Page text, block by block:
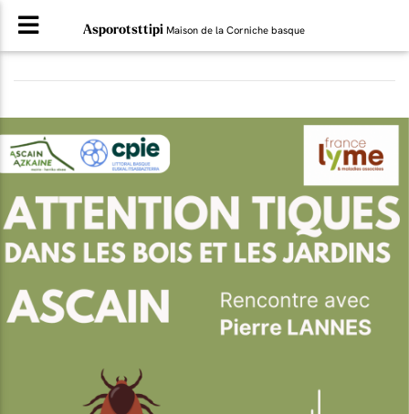
Asporotsttipi Maison de la Corniche basque